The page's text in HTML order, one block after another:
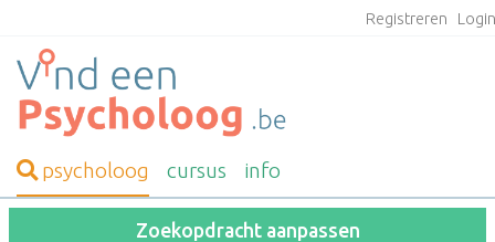
Registreren
psycholoog cursus info
Zoekopdracht aanpassen